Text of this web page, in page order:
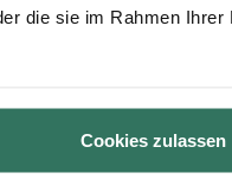
die sie im Rahmen Ihrer
Cookies zulassen